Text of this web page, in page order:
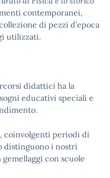
contemporanei,
di pezzi d’epoca
utilizzati.
didattici ha la
educativi speciali e
, coinvolgenti periodi di
distinguono i nostri
con scuole